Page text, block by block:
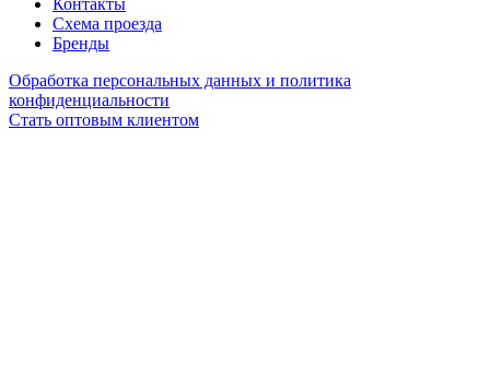
Схема проезда
Бренды
Обработка персональных данных и политика
конфиденциальности
Стать оптовым клиентом